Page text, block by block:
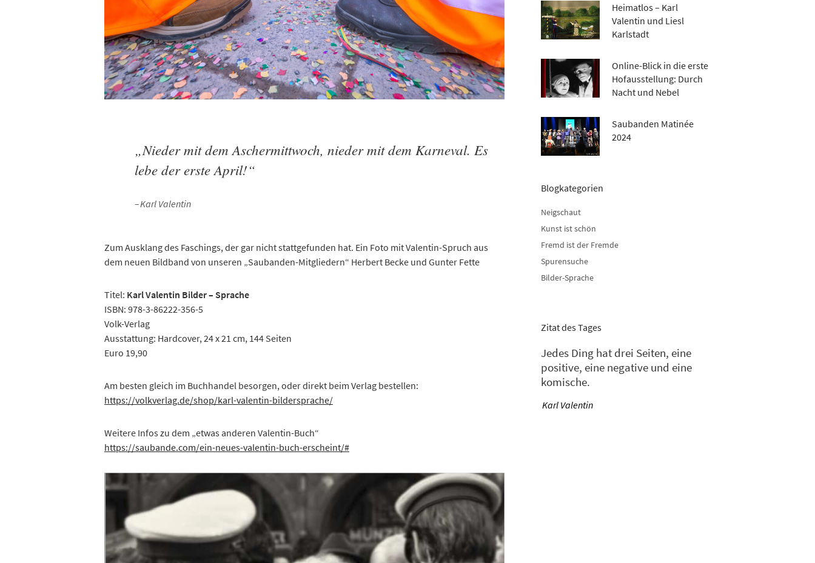
„Nieder mit dem Aschermittwoch, nieder mit dem Karneval. Es
lebe der erste April!“
Karl Valentin
Zum Ausklang des Faschings, der gar nicht stattgefunden hat. Ein Foto mit Valentin-Spruch aus
dem neuen Bildband von unseren „Saubanden-Mitgliedern“ Herbert Becke und Gunter Fette
Titel: Karl Valentin Bilder – Sprache
ISBN: 978-3-86222-356-5
Volk-Verlag
Ausstattung: Hardcover, 24 x 21 cm, 144 Seiten
Euro 19,90
Am besten gleich im Buchhandel besorgen, oder direkt beim Verlag bestellen:
https://volkverlag.de/shop/karl-valentin-bildersprache/
Weitere Infos zu dem „etwas anderen Valentin-Buch“
https://saubande.com/ein-neues-valentin-buch-erscheint/#
Heimatlos – Karl
Valentin und Liesl
Karlstadt
Online-Blick in die erste
Hofausstellung: Durch
Nacht und Nebel
Saubanden Matinée
2024
Blogkategorien
Neigschaut
Kunst ist schön
Fremd ist der Fremde
Spurensuche
Bilder-Sprache
Zitat des Tages
Jedes Ding hat drei Seiten, eine
positive, eine negative und eine
komische.
—
Karl Valentin